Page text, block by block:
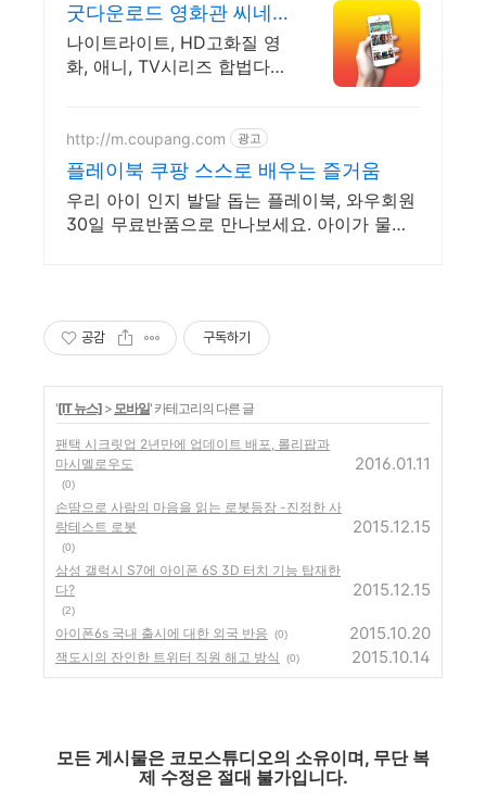
굿다운로드 영화관 씨네
폭스
나이트라이트, HD고화질 영
화, 애니, TV시리즈 합법다
http://m.coupang.com 광고
플레이북 쿠팡 스스로 배우는 즐거움
우리 아이 인지 발달 돕는 플레이북, 와우회원
30일 무료반품으로 만나보세요. 아이가 물고
공감 구독하기
'[IT 뉴스] > 모바일' 카테고리의 다른 글
팬택 시크릿업 2년만에 업데이트 배포, 롤리팝과
마시멜로우도
(0)
2016.01.11
손땀으로 사람의 마음을 읽는 로봇등장 -진정한 사
랑테스트 로봇
(0)
2015.12.15
삼성 갤럭시 S7에 아이폰 6S 3D 터치 기능 탑재한
다?
(2)
2015.12.15
아이폰6s 국내 출시에 대한 외국 반응 (0) 2015.10.20
잭도시의 잔인한 트위터 직원 해고 방식 (0) 2015.10.14
모든 게시물은 코모스튜디오의 소유이며, 무단 복
제 수정은 절대 불가입니다.